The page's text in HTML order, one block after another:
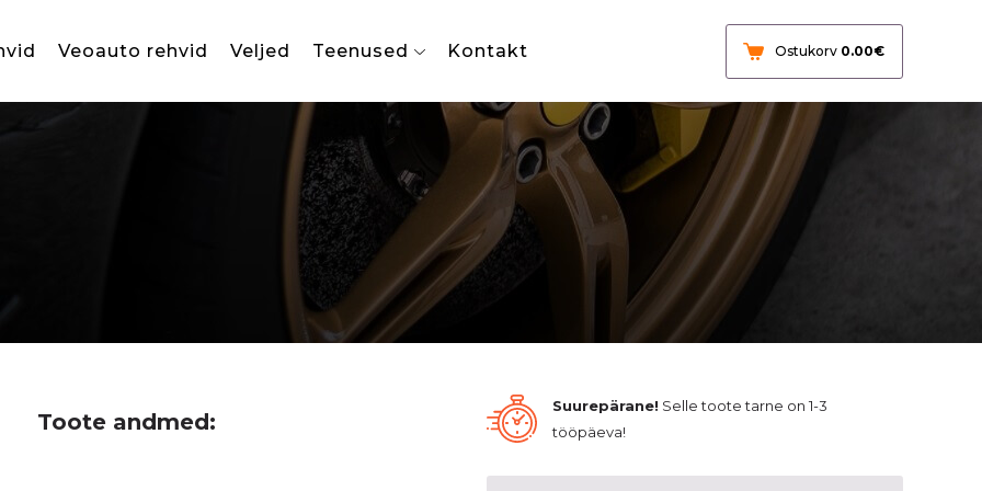
Veoauto rehvid Veljed Teenused Kontakt Ostukorv 0.00€
Toote andmed:
Suurepärane! Selle toote tarne on 1-3
tööpäeva!